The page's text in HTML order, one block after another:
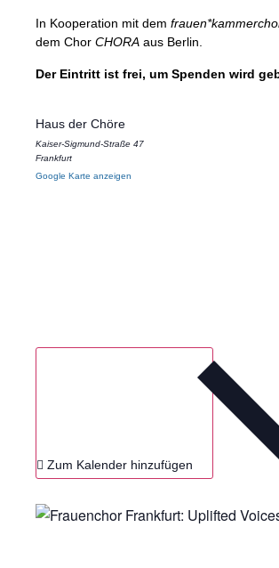
In Kooperation mit dem
dem Chor CHORA aus Berlin.
Der Eintritt ist frei, um Spenden wird
Haus der Chöre
Kaiser-Sigmund-Straße 47
Frankfurt
Google Karte anzeigen
Zum Kalender hinzufügen